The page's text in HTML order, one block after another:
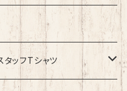
ツ Dark
ッフTシャツ